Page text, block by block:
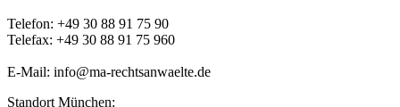
Telefon: +49 30 88 91 75 90
Telefax: +49 30 88 91 75 960
E-Mail: info@ma-rechtsanwaelte.de
Standort München: